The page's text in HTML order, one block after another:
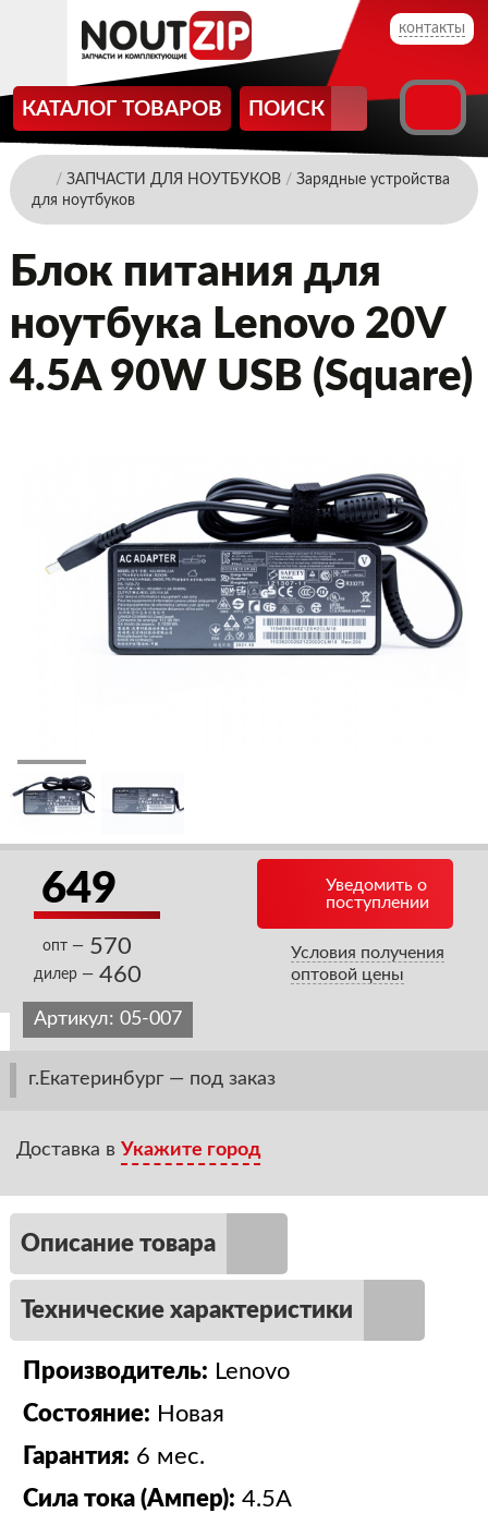
контакты
КАТАЛОГ ТОВАРОВ ПОИСК
/ ЗАПЧАСТИ ДЛЯ НОУТБУКОВ/ Зарядные устройства
для ноутбуков
Блок питания для
ноутбука Lenovo 20V
4.5A 90W USB (Square)
649
опт — 570
дилер — 460
Уведомить о
поступлении
Условия получения
оптовой цены
Артикул: 05-007
г.Екатеринбург — под заказ
Доставка в Укажите город
Описание товара
Технические характеристики
Производитель: Lenovo
Состояние: Новая
Гарантия: 6 мес.
Сила тока (Ампер): 4.5A